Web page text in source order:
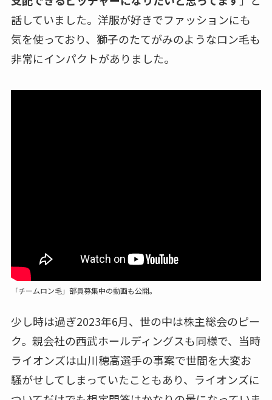
話していました。洋服が好きでファッションにも
気を使っており、獅子のたてがみのようなロン毛も
非常にインパクトがありました。
「チームロン毛」部員募集中の動画も公開。
少し時は過ぎ2023年6月、世の中は株主総会のピー
ク。親会社の西武ホールディングスも同様で、当時
ライオンズは山川穂高選手の事案で世間を大変お
騒がせしてしまっていたこともあり、ライオンズに